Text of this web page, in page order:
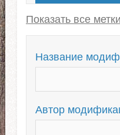
Моды на
Сабмоды для
The Road to 56
Название
Автор